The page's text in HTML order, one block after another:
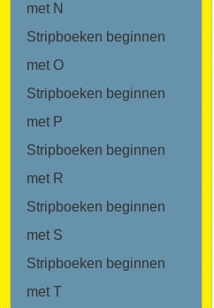
met N
Stripboeken beginnen
met O
Stripboeken beginnen
met P
Stripboeken beginnen
met R
Stripboeken beginnen
met S
Stripboeken beginnen
met T